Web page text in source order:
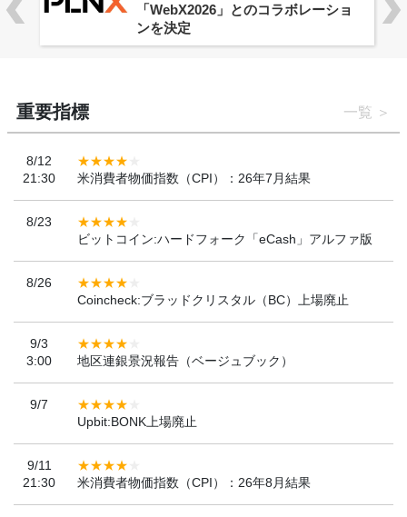
「WebX2026」とのコラボレーショ
ンを決定
重要指標 一覧
8/12
21:30
米消費者物価指数（CPI）：26年7月結果
8/23
ビットコイン:ハードフォーク「eCash」アルファ版
8/26
Coincheck:ブラッドクリスタル（BC）上場廃止
9/3
3:00
地区連銀景況報告（ベージュブック）
9/7
Upbit:BONK上場廃止
9/11
21:30
米消費者物価指数（CPI）：26年8月結果